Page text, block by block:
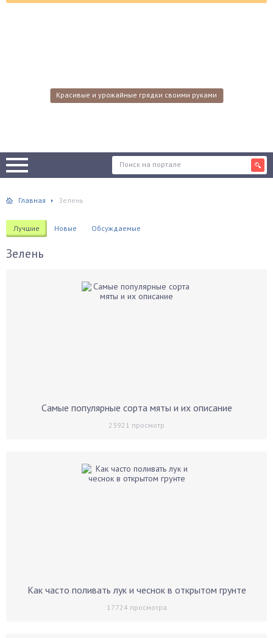
Красивые и урожайные грядки своими руками
Главная Зелень
Лучшие Новые Обсуждаемые
Зелень
Самые популярные сорта мяты и их описание
23921 просмотр
Как часто поливать лук и чеснок в открытом грунте
17724 просмотра